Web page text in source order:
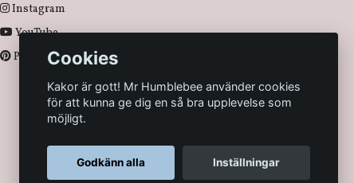
Instagram
YouTube
PinterestCookies
Kakor är gott! Mr Humblebee använder cookies
för att kunna ge dig en så bra upplevelse som
möjligt.
Godkänn alla Inställningar